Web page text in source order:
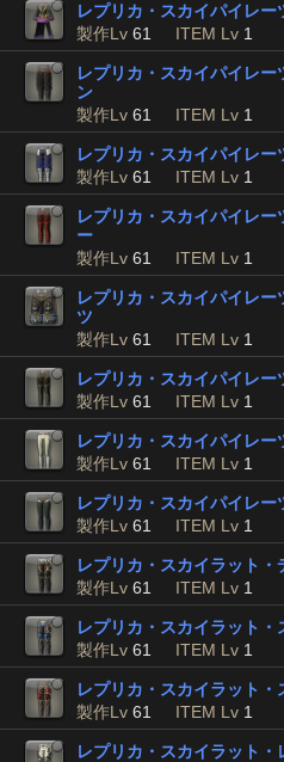
レプリカ・スカイパイレー
製作Lv 61 ITEM Lv 1
レプリカ・スカイパイレ
ン
製作Lv 61 ITEM Lv 1
レプリカ・スカイパイレ
製作Lv 61 ITEM Lv 1
レプリカ・スカイパイレ
ー
製作Lv 61 ITEM Lv 1
レプリカ・スカイパイレ
ツ
製作Lv 61 ITEM Lv 1
レプリカ・スカイパイレ
製作Lv 61 ITEM Lv 1
レプリカ・スカイパイレー
製作Lv 61 ITEM Lv 1
レプリカ・スカイパイレ
製作Lv 61 ITEM Lv 1
レプリカ・スカイラット
製作Lv 61 ITEM Lv 1
レプリカ・スカイラット
製作Lv 61 ITEM Lv 1
レプリカ・スカイラット
製作Lv 61 ITEM Lv 1
レプリカ・スカイラット